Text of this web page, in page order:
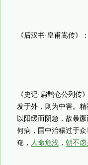
《后汉书·皇甫嵩传》
《史记·扁鹊仓公列传
发于外，则为中害。
以阳缓而阴急，故暴
何病，国中治穰过于众
奄， 人命危浅 ，朝不虑